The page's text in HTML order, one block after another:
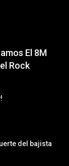
El 8M
Rock
del bajista